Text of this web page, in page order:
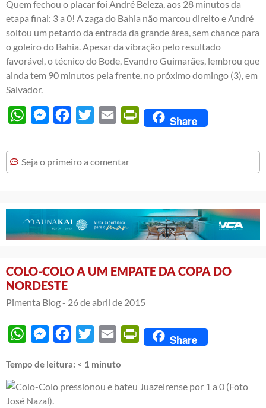
Quem fechou o placar foi André Beleza, aos 28 minutos da
etapa final: 3 a 0! A zaga do Bahia não marcou direito e André
soltou um petardo da entrada da grande área, sem chance para
o goleiro do Bahia. Apesar da vibração pelo resultado
favorável, o técnico do Bode, Evandro Guimarães, lembrou que
ainda tem 90 minutos pela frente, no próximo domingo (3), em
Salvador.
WhatsAppMessengerFacebook
Twitter Email PrintFriendly
Share
Seja o primeiro a comentar
COLO-COLO A UM EMPATE DA COPA DO
NORDESTE
Pimenta Blog - 26 de abril de 2015
WhatsAppMessengerFacebook
Twitter Email PrintFriendly
Share
Tempo de leitura: < 1 minuto